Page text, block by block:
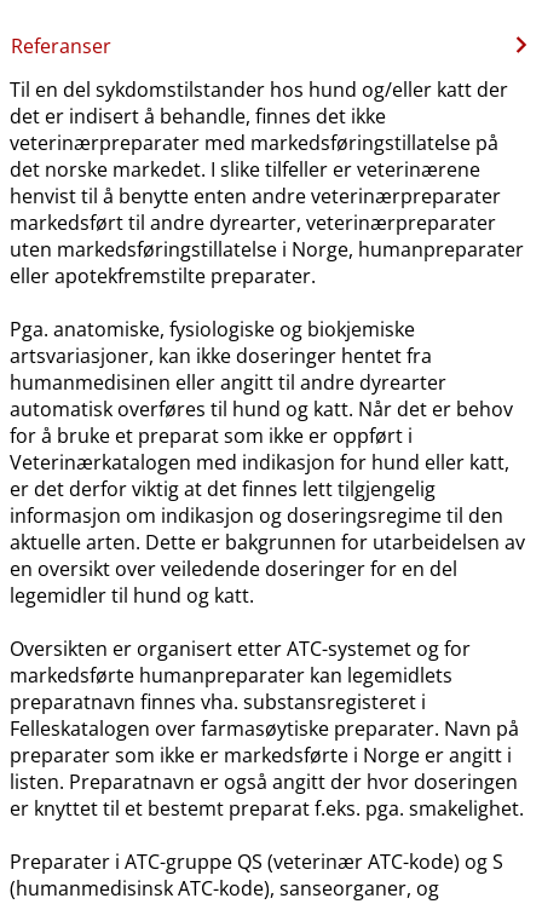
Referanser
Til en del sykdomstilstander hos hund og​/​eller katt der
det er indisert å behandle, finnes det ikke
veterinærpreparater med markedsføringstillatelse på
det norske markedet. I slike tilfeller er veterinærene
henvist til å benytte enten andre veterinærpreparater
markedsført til andre dyrearter, veterinærpreparater
uten markedsføringstillatelse i Norge, humanpreparater
eller apotekfremstilte preparater.
Pga. anatomiske, fysiologiske og biokjemiske
artsvariasjoner, kan ikke doseringer hentet fra
humanmedisinen eller angitt til andre dyrearter
automatisk overføres til hund og katt. Når det er behov
for å bruke et preparat som ikke er oppført i
Veterinærkatalogen med indikasjon for hund eller katt,
er det derfor viktig at det finnes lett tilgjengelig
informasjon om indikasjon og doseringsregime til den
aktuelle arten. Dette er bakgrunnen for utarbeidelsen av
en oversikt over veiledende doseringer for en del
legemidler til hund og katt.
Oversikten er organisert etter ATC-systemet og for
markedsførte humanpreparater kan legemidlets
preparatnavn finnes vha. substansregisteret i
Felleskatalogen over farmasøytiske preparater. Navn på
preparater som ikke er markedsførte i Norge er angitt i
listen. Preparatnavn er også angitt der hvor doseringen
er knyttet til et bestemt preparat f.eks. pga. smakelighet.
Preparater i ATC-gruppe QS (veterinær ATC-kode) og S
(humanmedisinsk ATC-kode), sanseorganer, og